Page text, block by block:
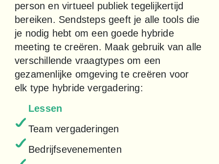
person en virtueel publiek tegelijkertijd
bereiken. Sendsteps geeft je alle tools die
je nodig hebt om een goede hybride
meeting te creëren. Maak gebruik van alle
verschillende vraagtypes om een
gezamenlijke omgeving te creëren voor
elk type hybride vergadering:
Lessen
Team vergaderingen
Bedrijfsevenementen